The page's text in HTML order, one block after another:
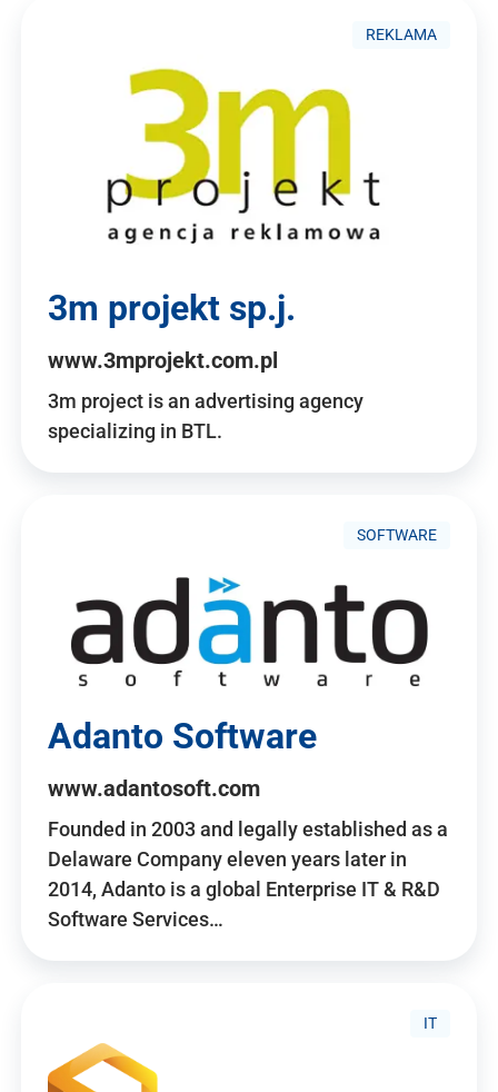
REKLAMA
3m projekt sp.j.
www.3mprojekt.com.pl
3m project is an advertising agency
specializing in BTL.
SOFTWARE
Adanto Software
www.adantosoft.com
Founded in 2003 and legally established as a
Delaware Company eleven years later in
2014, Adanto is a global Enterprise IT & R&D
Software Services…
IT